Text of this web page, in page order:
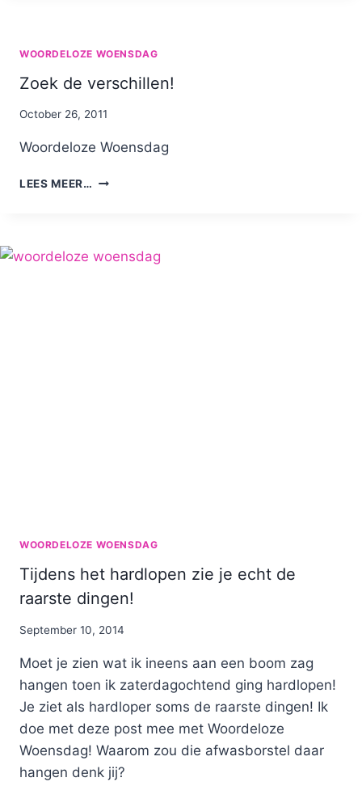
HARDLOOP?
WOORDELOZE WOENSDAG
Zoek de verschillen!
By
October 26, 2011
Woordeloze Woensdag
LEES MEER… ZOEK
WOORDELOZE WOENSDAG
Tijdens het hardlopen zie je echt de
raarste dingen!
By
September 10, 2014
Moet je zien wat ik ineens aan een boom zag
hangen toen ik zaterdagochtend ging hardlopen!
Je ziet als hardloper soms de raarste dingen! Ik
doe met deze post mee met Woordeloze
Woensdag! Waarom zou die afwasborstel daar
hangen denk jij?